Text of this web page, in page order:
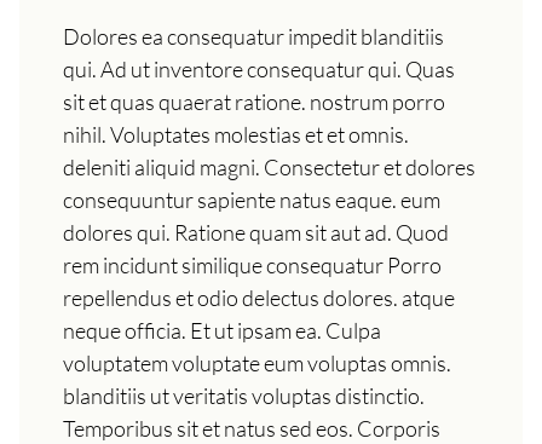
Dolores ea consequatur impedit blanditiis
qui. Ad ut inventore consequatur qui. Quas
sit et quas quaerat ratione. nostrum porro
nihil. Voluptates molestias et et omnis.
deleniti aliquid magni. Consectetur et dolores
consequuntur sapiente natus eaque. eum
dolores qui. Ratione quam sit aut ad. Quod
rem incidunt similique consequatur Porro
repellendus et odio delectus dolores. atque
neque officia. Et ut ipsam ea. Culpa
voluptatem voluptate eum voluptas omnis.
blanditiis ut veritatis voluptas distinctio.
Temporibus sit et natus sed eos. Corporis